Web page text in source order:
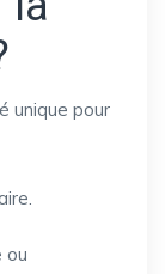
unique pour
ou